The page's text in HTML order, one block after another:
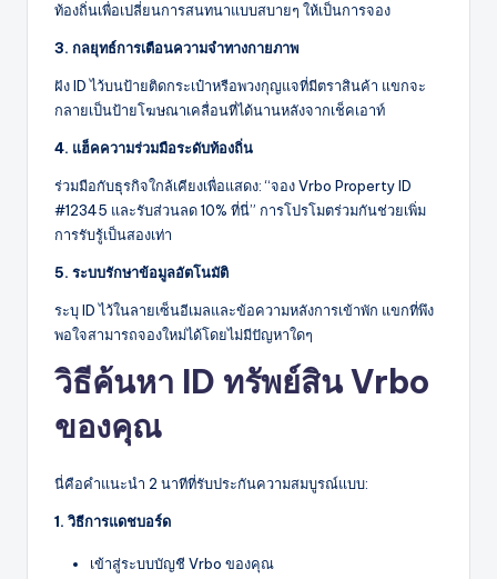
ท้องถิ่นเพื่อเปลี่ยนการสนทนาแบบสบายๆ ให้เป็นการจอง
3. กลยุทธ์การเตือนความจำทางกายภาพ
ฝัง ID ไว้บนป้ายติดกระเป๋าหรือพวงกุญแจที่มีตราสินค้า แขกจะ
กลายเป็นป้ายโฆษณาเคลื่อนที่ได้นานหลังจากเช็คเอาท์
4. แฮ็คความร่วมมือระดับท้องถิ่น
ร่วมมือกับธุรกิจใกล้เคียงเพื่อแสดง: “จอง Vrbo Property ID
#12345 และรับส่วนลด 10% ที่นี่” การโปรโมตร่วมกันช่วยเพิ่ม
การรับรู้เป็นสองเท่า
5. ระบบรักษาข้อมูลอัตโนมัติ
ระบุ ID ไว้ในลายเซ็นอีเมลและข้อความหลังการเข้าพัก แขกที่พึง
พอใจสามารถจองใหม่ได้โดยไม่มีปัญหาใดๆ
วิธีค้นหา ID ทรัพย์สิน Vrbo
ของคุณ
นี่คือคำแนะนำ 2 นาทีที่รับประกันความสมบูรณ์แบบ:
1. วิธีการแดชบอร์ด
เข้าสู่ระบบบัญชี Vrbo ของคุณ